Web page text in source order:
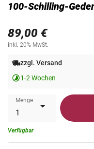
100-Schilling-
89,00 €
inkl. 20% MwSt.
zzgl. Versand
1-2 Wochen
Menge
Verfügbar